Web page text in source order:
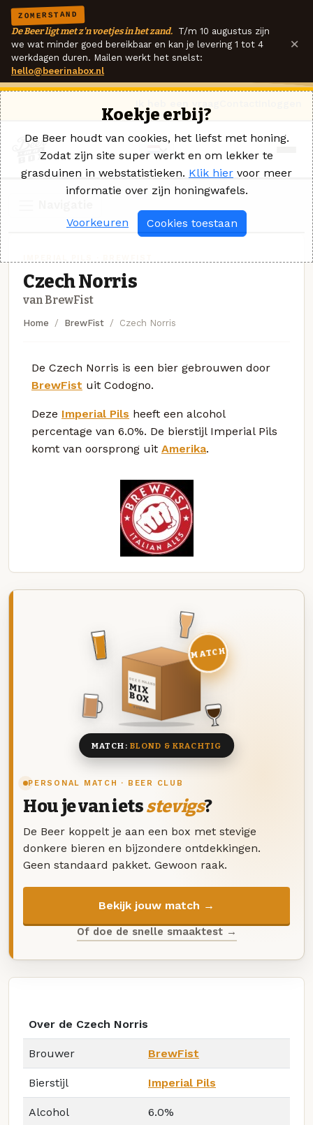
ZOMERSTAND
De Beer ligt met z'n voetjes in het zand. T/m 10 augustus zijn
we wat minder goed bereikbaar en kan je levering 1 tot 4
werkdagen duren. Mailen werkt het snelst:
hello@beerinabox.nl
×
Czech Norris
van BrewFist
Home BrewFist Czech Norris
De Czech Norris is een bier gebrouwen door
BrewFist uit Codogno.
Deze Imperial Pils heeft een alcohol
percentage van 6.0%. De bierstijl Imperial Pils
komt van oorsprong uit Amerika.
PERSONAL MATCH · BEER CLUB
Hou je van ietsstevigs?
De Beer koppelt je aan een box met stevige
donkere bieren en bijzondere ontdekkingen.
Geen standaard pakket. Gewoon raak.
Bekijk jouw match →
Of doe de snelle smaaktest →
DEZE MAAND
MIX
BOX
8 BIEREN
MATCH
MATCH: BLOND & KRACHTIG
Over de Czech Norris
Brouwer BrewFist
Bierstijl Imperial Pils
Alcohol 6.0%
Koekje erbij?
De Beer houdt van cookies, het liefst met honing.
Zodat zijn site super werkt en om lekker te
grasduinen in webstatistieken. Klik hier voor meer
informatie over zijn honingwafels.
Voorkeuren Cookies toestaan